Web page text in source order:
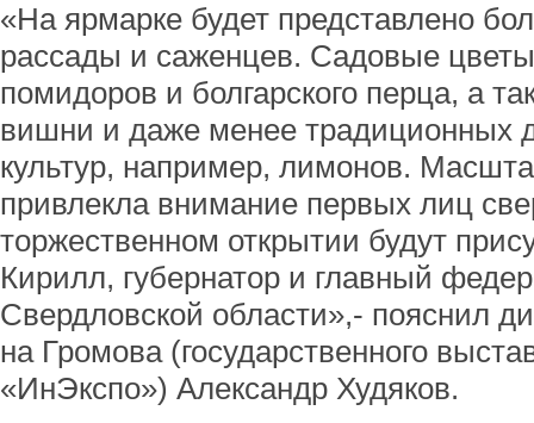
«На ярмарке будет представлено
рассады и саженцев. Садовые
помидоров и болгарского перца, а
вишни и даже менее традиционных
культур, например, лимонов.
привлекла внимание первых лиц
торжественном открытии будут
Кирилл, губернатор и главный
Свердловской области»,- пояснил
на Громова (государственного
«ИнЭкспо») Александр Худяков.